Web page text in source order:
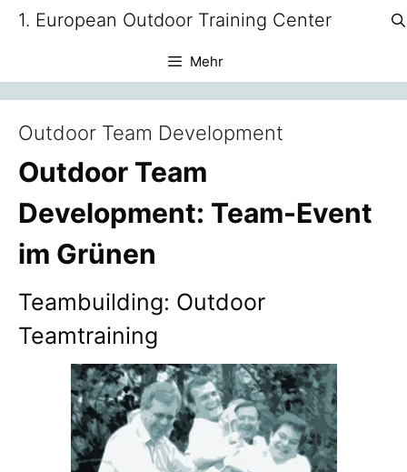
Zum1. European Outdoor Training Center
Mehr
Outdoor Team Development
Outdoor Team
Development: Team-Event
im Grünen
Teambuilding: Outdoor
Teamtraining